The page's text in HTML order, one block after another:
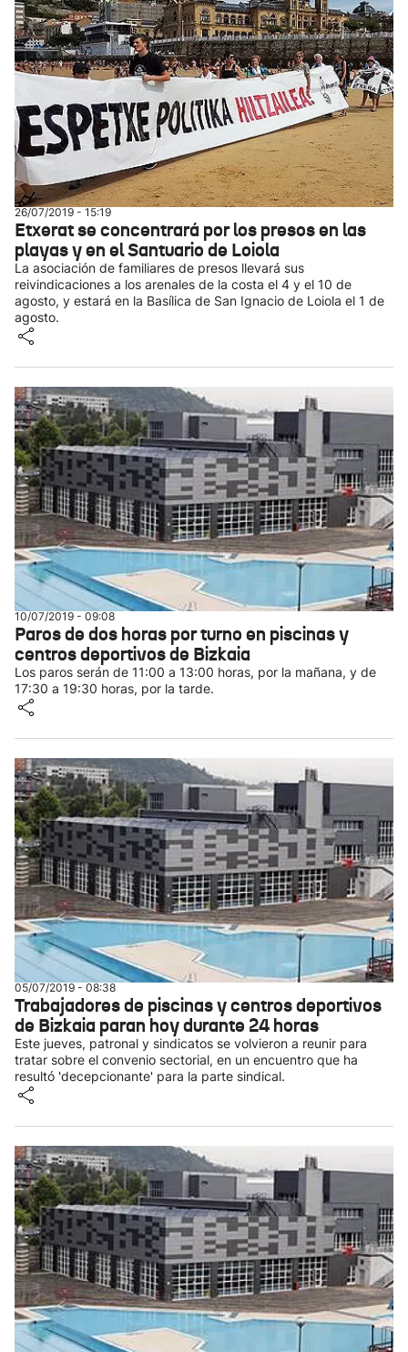
26/07/2019 - 15:19
Etxerat se concentrará por los presos en las
playas y en el Santuario de Loiola
La asociación de familiares de presos llevará sus
reivindicaciones a los arenales de la costa el 4 y el 10 de
agosto, y estará en la Basílica de San Ignacio de Loiola el 1 de
agosto.
10/07/2019 - 09:08
Paros de dos horas por turno en piscinas y
centros deportivos de Bizkaia
Los paros serán de 11:00 a 13:00 horas, por la mañana, y de
17:30 a 19:30 horas, por la tarde.
05/07/2019 - 08:38
Trabajadores de piscinas y centros deportivos
de Bizkaia paran hoy durante 24 horas
Este jueves, patronal y sindicatos se volvieron a reunir para
tratar sobre el convenio sectorial, en un encuentro que ha
resultó 'decepcionante' para la parte sindical.